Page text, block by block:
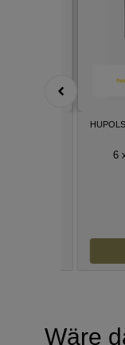
6
Wäre